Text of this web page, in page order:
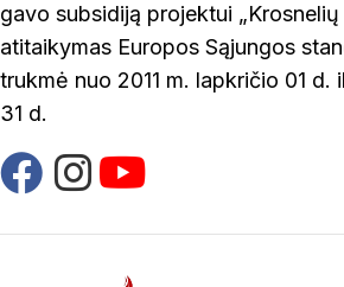
gavo subsidiją projektui
atitaikymas Europos Sąjungos
trukmė nuo 2011 m. lapkričio 01 d.
31 d.